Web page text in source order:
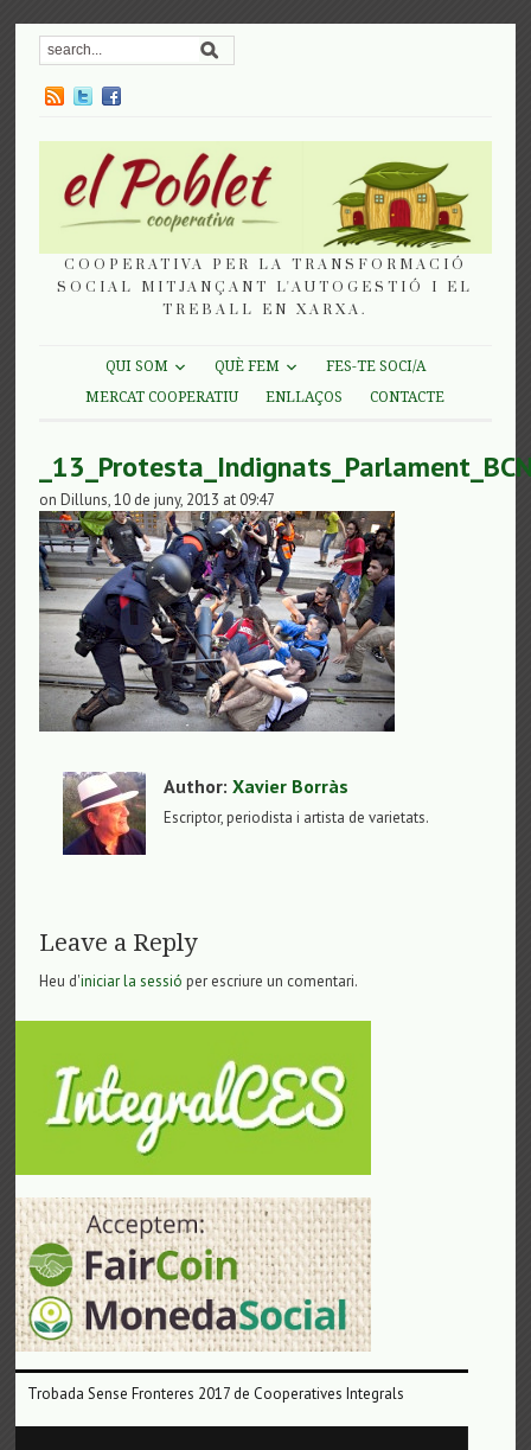
COOPERATIVA PER LA TRANSFORMACIÓ
SOCIAL MITJANÇANT L'AUTOGESTIÓ I EL
TREBALL EN XARXA.
QUI SOM QUÈ FEM
FES-TE SOCI/A
MERCAT COOPERATIU
ENLLAÇOS CONTACTE
on Dilluns, 10 de juny, 2013 at 09:47
Author:Xavier Borràs
Escriptor, periodista i artista de varietats.
Leave a Reply
Heu d'iniciar la sessió per escriure un comentari.
Trobada Sense Fronteres 2017 de Cooperatives Integrals